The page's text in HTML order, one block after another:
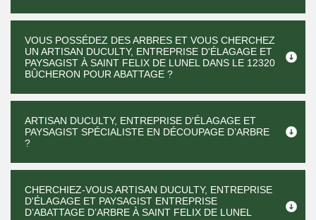
VOUS POSSÉDEZ DES ARBRES ET VOUS CHERCHEZ
UN ARTISAN DUCULTY, ENTREPRISE D'ÉLAGAGE ET
PAYSAGIST À SAINT FELIX DE LUNEL DANS LE 12320
BÛCHERON POUR ABATTAGE ?
ARTISAN DUCULTY, ENTREPRISE D'ÉLAGAGE ET
PAYSAGIST SPÉCIALISTE EN DÉCOUPAGE D’ARBRE
?
CHERCHIEZ-VOUS ARTISAN DUCULTY, ENTREPRISE
D'ÉLAGAGE ET PAYSAGIST ENTREPRISE
D’ABATTAGE D’ARBRE À SAINT FELIX DE LUNEL